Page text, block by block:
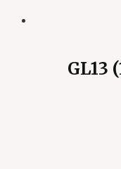
GL13